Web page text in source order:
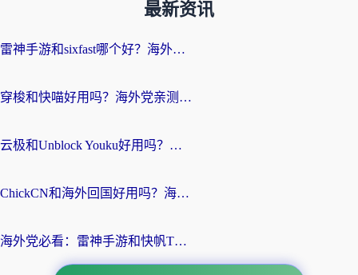
最新资讯
雷神手游和sixfast哪个好？海外党亲测3款回国加速器，教你选对不踩坑
穿梭和快喵好用吗？海外党亲测：小众加速器对比+番茄加速器深度体验
云极和Unblock Youku好用吗？海外党亲测+2026回国加速器避坑指南
ChickCN和海外回国好用吗？海外党2026亲测：从手游到影音，选对加速器的3个关键
海外党必看：雷神手游和快帆TV版好用吗？3步选对回国加速器不踩坑